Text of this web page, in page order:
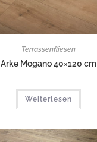
Terrassenfliesen
Arke Mogano 40×120 cm
Weiterlesen